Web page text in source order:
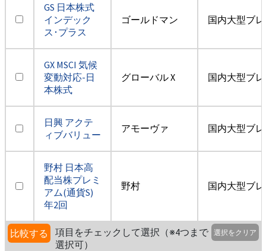
GS 日本株式
インデック
ス･プラス
ゴールドマン 国内大型ブ
GX MSCI 気候
変動対応-日
本株式
グローバル X 国内大型ブ
日興 アクテ
ィブバリュー
アモーヴァ 国内大型ブ
野村 日本高
配当株プレミ
アム(通貨S)
年2回
野村 国内大型ブ
比較する
項目をチェックして選択（※4つまで
選択可）
選択をクリア